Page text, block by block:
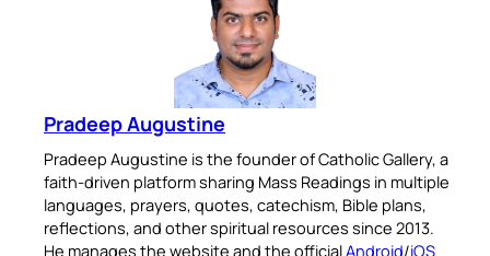
Pradeep Augustine
Pradeep Augustine is the founder of Catholic Gallery, a
faith-driven platform sharing Mass Readings in multiple
languages, prayers, quotes, catechism, Bible plans,
reflections, and other spiritual resources since 2013.
He manages the website and the officialAndroid/iOS